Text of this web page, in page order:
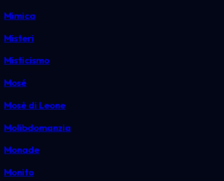
Mimica
Misteri
Misticismo
Mosé
Mosè di Leone
Molibdomanzia
Monade
Monito